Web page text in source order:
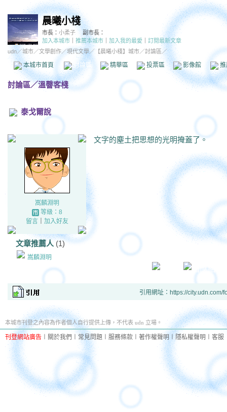
晨曦小棧
市長： 小柔子
副市長：
加入本城市
推薦本城市 加入我的最愛
訂閱最新文章
udn／城市／文學創作／現代文學／【晨曦小棧】城市／討論區／
本城市首頁 討論區 精華區 投票區 影像館
討論區／溫韾客棧
泰戈爾說
嵩麟淵明
等級：8
留言｜ 加入好友
文章推薦人 (1)
嵩麟淵明
文字的塵土把思想的光明掩蓋了。
引用網址：https://
本城市刊登之內容為作者個人自行提供上傳，不代表 udn 立場。
刊登網站廣告 關於我們 常見問題 服務條款 著作權聲明︱隱私權聲明 客服